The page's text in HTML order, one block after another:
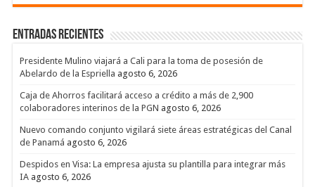
Entradas recientes
Presidente Mulino viajará a Cali para la toma de posesión de
Abelardo de la Espriella agosto 6, 2026
Caja de Ahorros facilitará acceso a crédito a más de 2,900
colaboradores interinos de la PGN agosto 6, 2026
Nuevo comando conjunto vigilará siete áreas estratégicas del Canal
de Panamá agosto 6, 2026
Despidos en Visa: La empresa ajusta su plantilla para integrar más
IA agosto 6, 2026